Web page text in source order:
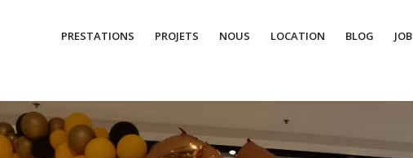
PRESTATIONS PROJETS NOUS LOCATION BLOG JOB